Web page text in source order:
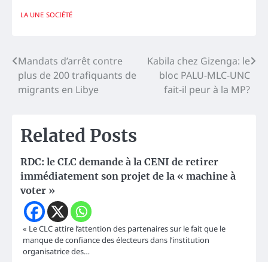
LA UNE SOCIÉTÉ
Navigation
de
Mandats d’arrêt contre
plus de 200 trafiquants de
migrants en Libye
Kabila chez Gizenga: le
bloc PALU-MLC-UNC
fait-il peur à la MP?
Related Posts
RDC: le CLC demande à la CENI de retirer
immédiatement son projet de la « machine à
voter »
« Le CLC attire l’attention des partenaires sur le fait que le
manque de confiance des électeurs dans l’institution
organisatrice des…